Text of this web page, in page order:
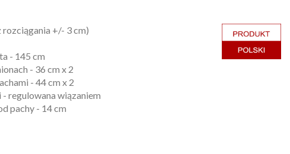
rozciągania +/- 3 cm)
- 145 cm
- 36 cm x 2
- 44 cm x 2
regulowana wiązaniem
pachy - 14 cm